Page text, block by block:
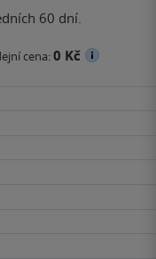
60 dní.
cena:0 Kč